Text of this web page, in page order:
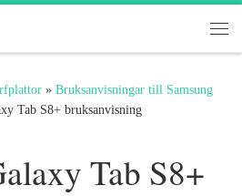
» Bruksanvisningar till Samsung
Tab S8+ bruksanvisning
Tab S8+